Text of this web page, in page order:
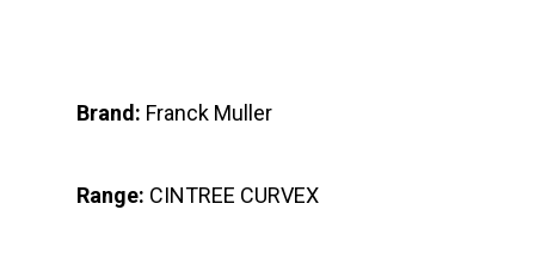
Brand: Franck Muller
Range: CINTREE CURVEX